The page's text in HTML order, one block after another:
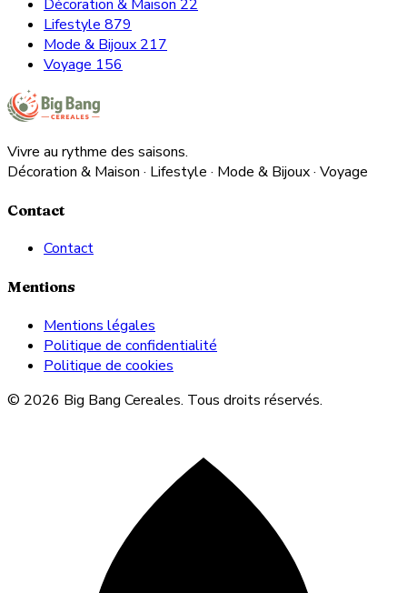
Décoration & Maison 22
Lifestyle 879
Mode & Bijoux 217
Voyage 156
Vivre au rythme des saisons.
Décoration & Maison · Lifestyle · Mode & Bijoux · Voyage
Contact
Contact
Mentions
Mentions légales
Politique de confidentialité
Politique de cookies
© 2026 Big Bang Cereales. Tous droits réservés.